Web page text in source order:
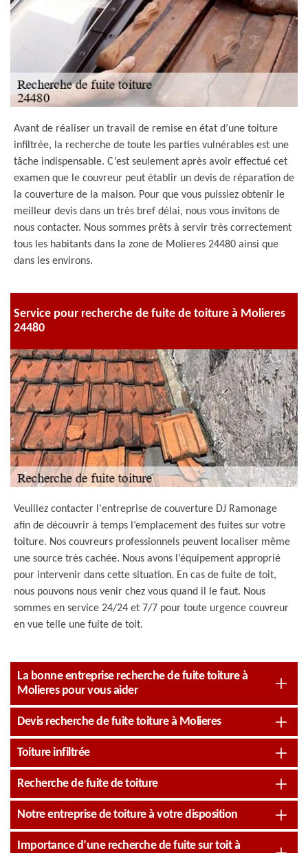
Avant de réaliser un travail de remise en état d’une toiture
infiltrée, la recherche de toute les parties vulnérables est une
tâche indispensable. C’est seulement après avoir effectué cet
examen que le couvreur peut établir un devis de réparation de
la couverture de la maison. Pour que vous puissiez obtenir le
meilleur devis dans un très bref délai, nous vous invitons de
nous contacter. Nous sommes prêts à servir très correctement
tous les habitants dans la zone de Molieres 24480 ainsi que
dans les environs.
Service pour recherche de fuite de toiture à Molieres
24480
Veuillez contacter l'entreprise de couverture DJ Ramonage
afin de découvrir à temps l’emplacement des fuites sur votre
toiture. Nos couvreurs professionnels peuvent localiser même
une source très cachée. Nous avons l’équipement approprié
pour intervenir dans cette situation. En cas de fuite de toit,
nous pouvons nous venir chez vous quand il le faut. Nous
sommes en service 24/24 et 7/7 pour toute urgence couvreur
en vue telle une fuite de toit.
La bonne entreprise recherche de fuite toiture à
Molieres pour vous aider
Devis recherche de fuite toiture à Molieres
Toiture infiltrée
Recherche de fuite de toiture
Notre entreprise de toiture à votre disposition
Importance d’une recherche de fuite sur toit à